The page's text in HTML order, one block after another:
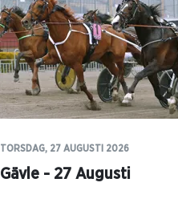
TORSDAG, 27 AUGUSTI 2026
Gävle - 27 Augusti